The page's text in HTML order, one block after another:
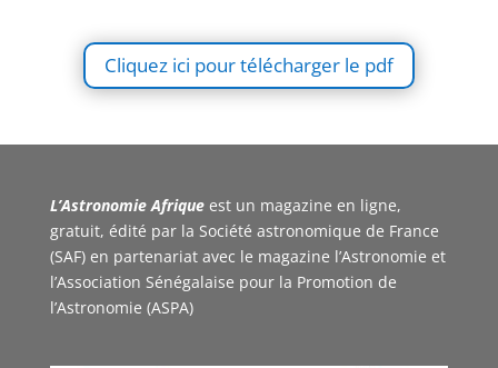
Cliquez ici pour télécharger le pdf
L’Astronomie Afrique est un magazine en ligne,
gratuit, édité par la Société astronomique de France
(SAF) en partenariat avec le magazine l’Astronomie et
l’Association Sénégalaise pour la Promotion de
l’Astronomie (ASPA)